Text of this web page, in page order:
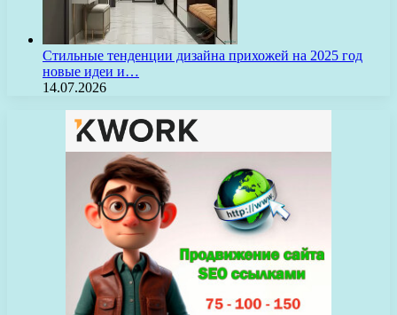
Стильные тенденции дизайна прихожей на 2025 год
новые идеи и…
14.07.2026